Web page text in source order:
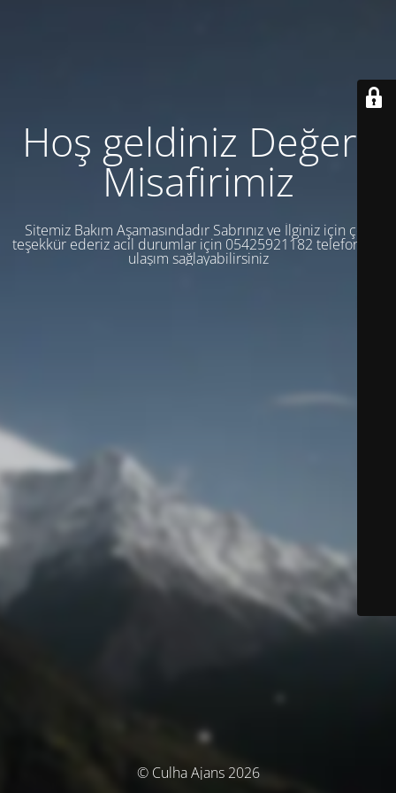
Hoş geldiniz Değerli
Misafirimiz
Sitemiz Bakım Aşamasındadır Sabrınız ve İlginiz için çok
teşekkür ederiz acil durumlar için 05425921182 telefondan
ulaşım sağlayabilirsiniz
© Culha Ajans 2026